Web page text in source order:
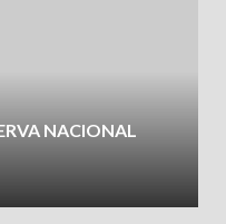
NACIONAL